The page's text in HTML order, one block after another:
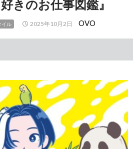
きのお仕事図鑑』
イル 2025年10月2日 OVO